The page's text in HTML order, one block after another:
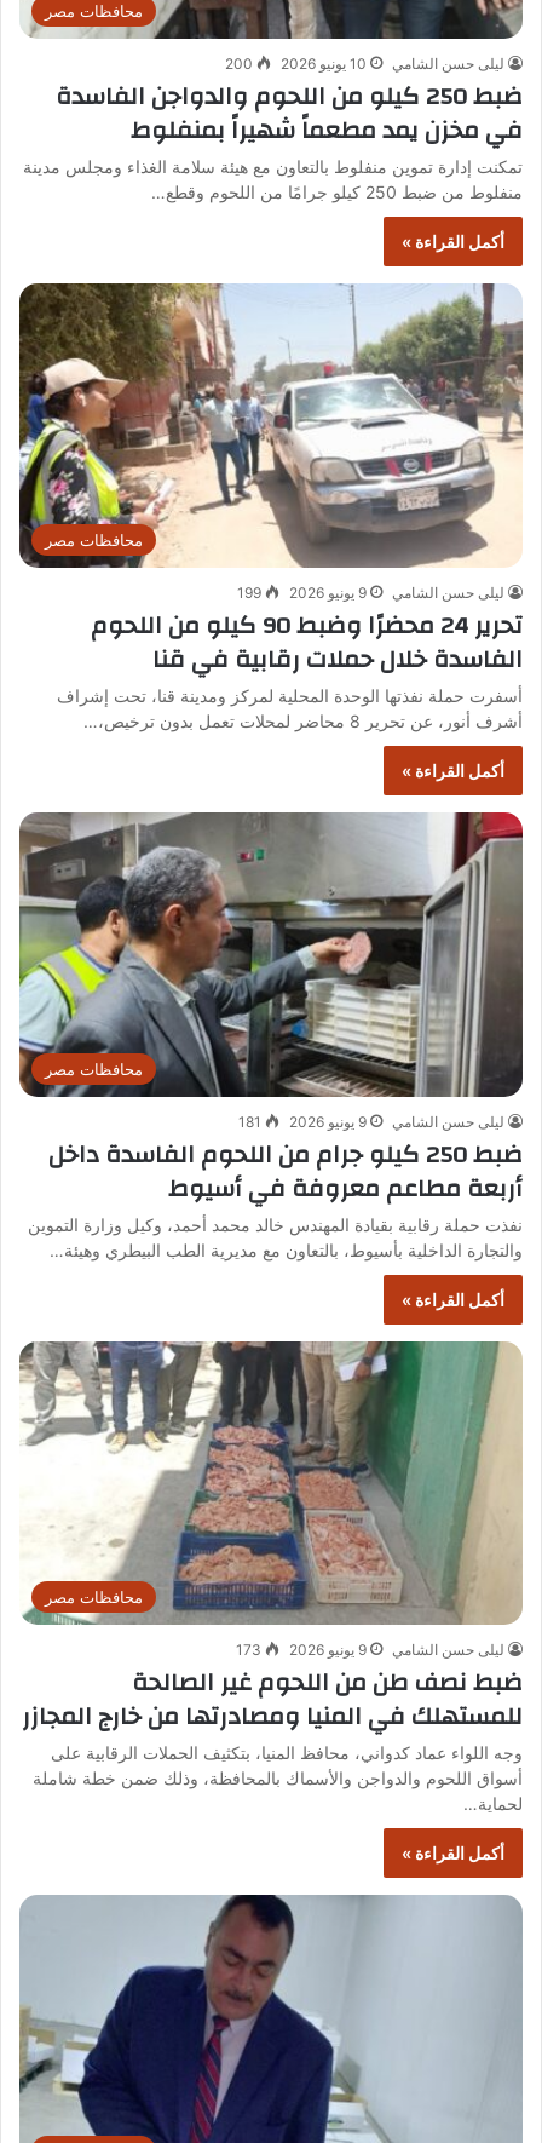
محافظات مصر
ليلى حسن الشامي 10 يونيو 2026 200
ضبط 250 كيلو من اللحوم والدواجن الفاسدة
في مخزن يمد مطعماً شهيراً بمنفلوط
تمكنت إدارة تموين منفلوط بالتعاون مع هيئة سلامة الغذاء ومجلس مدينة
منفلوط من ضبط 250 كيلو جرامًا من اللحوم وقطع…
أكمل القراءة »
محافظات مصر
ليلى حسن الشامي 9 يونيو 2026 199
تحرير 24 محضرًا وضبط 90 كيلو من اللحوم
الفاسدة خلال حملات رقابية في قنا
أسفرت حملة نفذتها الوحدة المحلية لمركز ومدينة قنا، تحت إشراف
أشرف أنور، عن تحرير 8 محاضر لمحلات تعمل بدون ترخيص،…
أكمل القراءة »
محافظات مصر
ليلى حسن الشامي 9 يونيو 2026 181
ضبط 250 كيلو جرام من اللحوم الفاسدة داخل
أربعة مطاعم معروفة في أسيوط
نفذت حملة رقابية بقيادة المهندس خالد محمد أحمد، وكيل وزارة التموين
والتجارة الداخلية بأسيوط، بالتعاون مع مديرية الطب البيطري وهيئة…
أكمل القراءة »
محافظات مصر
ليلى حسن الشامي 9 يونيو 2026 173
ضبط نصف طن من اللحوم غير الصالحة
للمستهلك في المنيا ومصادرتها من خارج المجازر
وجه اللواء عماد كدواني، محافظ المنيا، بتكثيف الحملات الرقابية على
أسواق اللحوم والدواجن والأسماك بالمحافظة، وذلك ضمن خطة شاملة
لحماية…
أكمل القراءة »